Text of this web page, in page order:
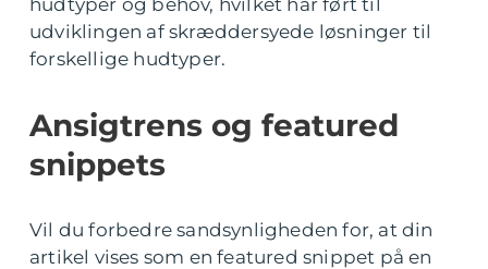
udviklingen af skræddersyede løsninger til
forskellige hudtyper.
Ansigtrens og featured
snippets
Vil du forbedre sandsynligheden for, at din
artikel vises som en featured snippet på en